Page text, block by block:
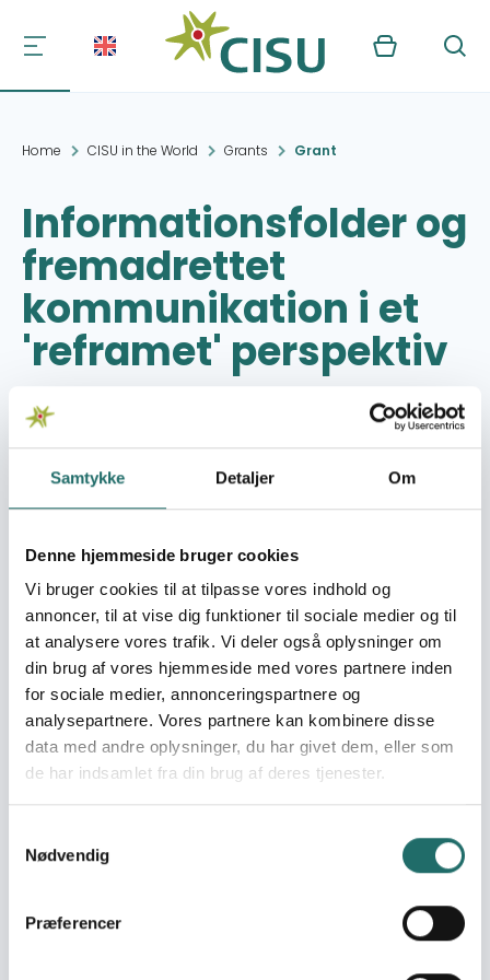
Samtykke Detaljer Om
Denne hjemmeside bruger cookies
Vi bruger cookies til at tilpasse vores indhold og
annoncer, til at vise dig funktioner til sociale medier og til
at analysere vores trafik. Vi deler også oplysninger om
din brug af vores hjemmeside med vores partnere inden
for sociale medier, annonceringspartnere og
analysepartnere. Vores partnere kan kombinere disse
data med andre oplysninger, du har givet dem, eller som
de har indsamlet fra din brug af deres tjenester.
Nødvendig
Præferencer
Kurv Søg
Home CISU in the World Grants Grant
Informationsfolder og
fremadrettet
kommunikation i et
'reframet' perspektiv
Project period: 15.11.2013 - 31.12.2013
Granted amount: 11,035,- DKK
Organization:
Tandsundhed Uden
Pool: Oplysningspuljen
Grant type: Oplysningsaktivitet
Efforts take place in: Denmark
En ny folder med andre billeder, flere citater fra
målgruppen i Syd - både i en dansk og en engelsk